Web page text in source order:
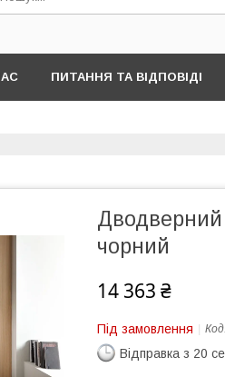
ПИТАННЯ ТА ВІДПОВІДІ
чорний
14 363 ₴
Під замовлення
Відправка з 20